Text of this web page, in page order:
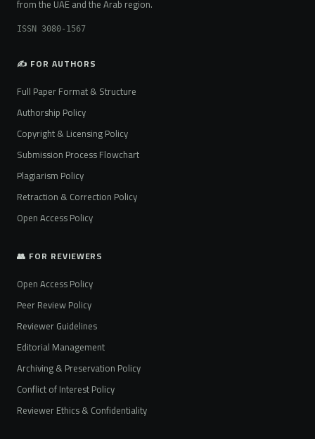
from the UAE and the Arab region.
ISSN 3080-1567
✍️ FOR AUTHORS
Full Paper Format & Structure
Authorship Policy
Copyright & Licensing Policy
Submission Process Flowchart
Plagiarism Policy
Retraction & Correction Policy
Open Access Policy
👥 FOR REVIEWERS
Open Access Policy
Peer Review Policy
Reviewer Guidelines
Editorial Management
Archiving & Preservation Policy
Conflict of Interest Policy
Reviewer Ethics & Confidentiality